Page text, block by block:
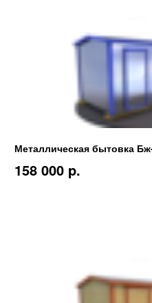
Металлическая бытовка
158 000 p.